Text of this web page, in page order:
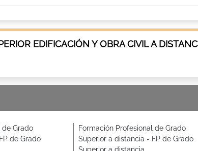
EDIFICACIÓN Y OBRA CIVIL A
de Grado
de Grado
Formación Profesional de Grado
Superior a distancia - FP de Grado